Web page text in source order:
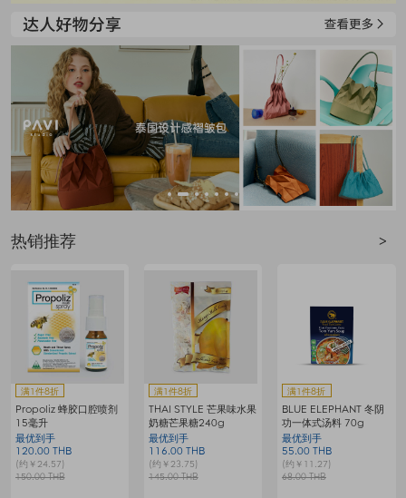
热销推荐 >
满1件8折
Propoliz 蜂胶口腔喷剂
15毫升
最优到手
120.00 THB
(约￥24.57)
150.00 THB
满1件8折
THAI STYLE 芒果味水果
奶糖芒果糖240g
最优到手
116.00 THB
(约￥23.75)
145.00 THB
满1件8折
BLUE ELEPHANT 冬阴
功一体式汤料 70g
最优到手
55.00 THB
(约￥11.27)
68.00 THB